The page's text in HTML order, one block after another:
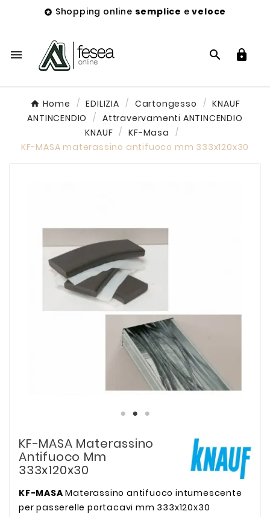
 Shopping online semplice eveloce
  
Home EDILIZIA Cartongesso
KNAUF
ANTINCENDIO
Attravervamenti ANTINCENDIO
KNAUF
KF-Masa
KF-MASA materassino antifuoco mm 333x120x30
KF-MASA Materassino
Antifuoco Mm
333x120x30
KF-MASAMaterassino antifuoco intumescente
per passerelle portacavi mm 333x120x30